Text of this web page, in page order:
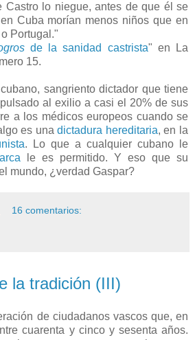
Castro lo niegue, antes de que él se
Cuba morían menos niños que en
Portugal."
de la sanidad castrista" en La
15.
sangriento dictador que tiene
al exilio a casi el 20% de sus
a los médicos europeos cuando se
es unadictadura hereditaria, en la
. Lo que a cualquier cubano le
le es permitido. Y eso que su
mundo, ¿verdad Gaspar?
16 comentarios:
la tradición (III)
de ciudadanos vascos que, en
cuarenta y cinco y sesenta años.